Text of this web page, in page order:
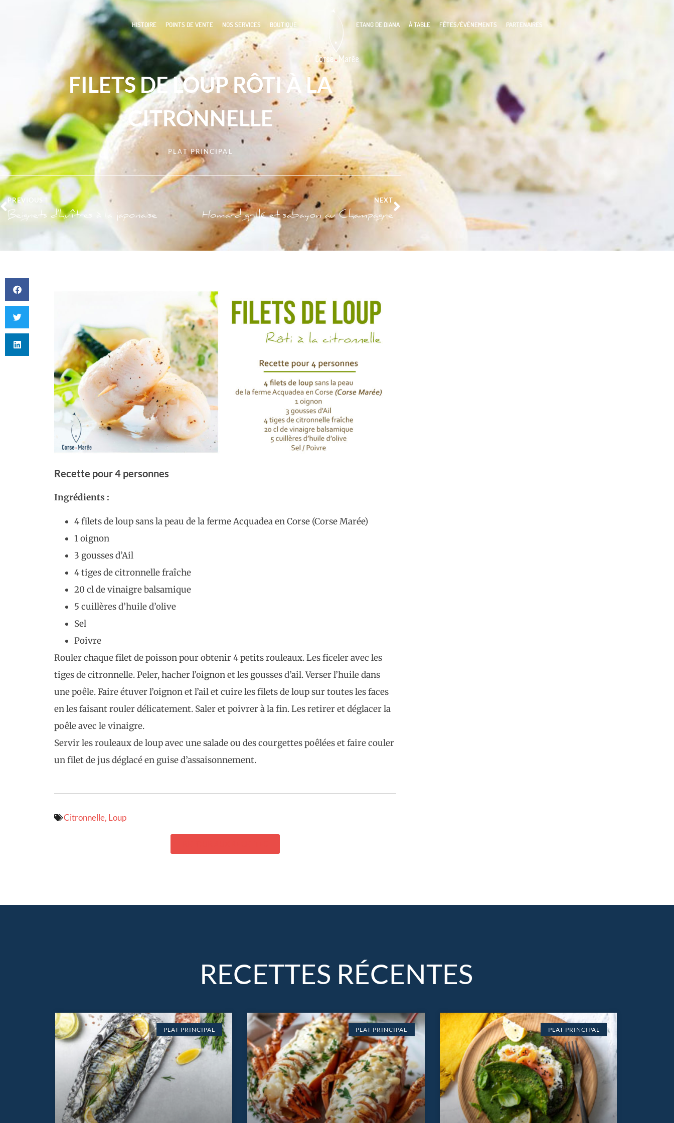
HISTOIRE POINTS DE VENTE NOS SERVICES BOUTIQUE ETANG DE DIANA À TABLE FÊTES/ÉVÉNEMENTS PARTENAIRES
FILETS DE LOUP RÔTI À LA
CITRONNELLE
PLAT PRINCIPAL
PREVIOUS
Beignets d’huîtres à la japonaise
NEXT
Homard grillé et sabayon au Champagne
Recette pour 4 personnes
Ingrédients :
4 filets de loup sans la peau de la ferme Acquadea en Corse (Corse Marée)
1 oignon
3 gousses d’Ail
4 tiges de citronnelle fraîche
20 cl de vinaigre balsamique
5 cuillères d’huile d’olive
Sel
Poivre
Rouler chaque filet de poisson pour obtenir 4 petits rouleaux. Les ficeler avec les
tiges de citronnelle. Peler, hacher l’oignon et les gousses d’ail. Verser l’huile dans
une poêle. Faire étuver l’oignon et l’ail et cuire les filets de loup sur toutes les faces
en les faisant rouler délicatement. Saler et poivrer à la fin. Les retirer et déglacer la
poêle avec le vinaigre.
Servir les rouleaux de loup avec une salade ou des courgettes poêlées et faire couler
un filet de jus déglacé en guise d’assaisonnement.
Citronnelle, Loup
RECETTES RÉCENTES
PLAT PRINCIPAL PLAT PRINCIPAL PLAT PRINCIPAL